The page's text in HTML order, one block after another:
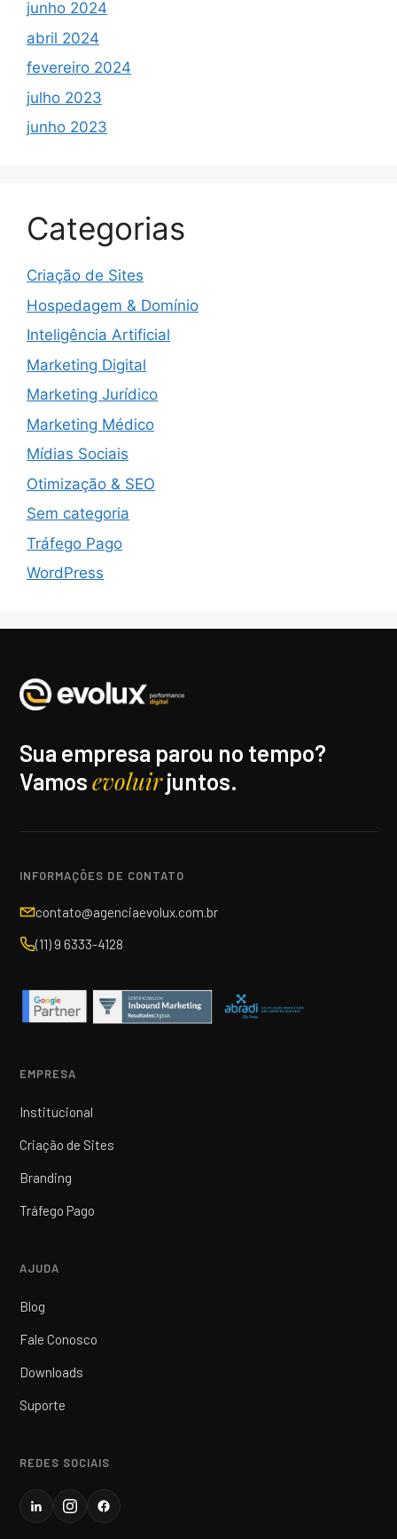
junho 2024
abril 2024
fevereiro 2024
julho 2023
junho 2023
Categorias
Criação de Sites
Hospedagem & Domínio
Inteligência Artificial
Marketing Digital
Marketing Jurídico
Marketing Médico
Mídias Sociais
Otimização & SEO
Sem categoria
Tráfego Pago
WordPress
Sua empresa parou no tempo?
Vamosevoluirjuntos.
INFORMAÇÕES DE CONTATO
contato@agenciaevolux.com.br
(11) 9 6333-4128
EMPRESA
Institucional
Criação de Sites
Branding
Tráfego Pago
AJUDA
Blog
Fale Conosco
Downloads
Suporte
REDES SOCIAIS